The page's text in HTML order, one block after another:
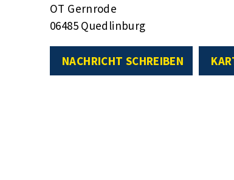
OT Gernrode
06485 Quedlinburg
NACHRICHT SCHREIBEN